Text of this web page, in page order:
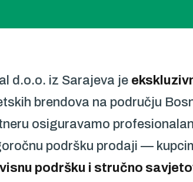
d.o.o. iz Sarajeva je
brendova na području
osiguravamo
podršku prodaji —
podršku i stručno